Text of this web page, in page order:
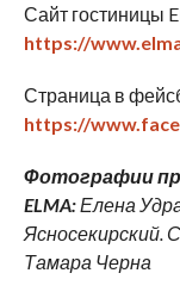
Сайт гостиницы
https://
Страница в
https://
Фотографии
ELMA:Елена
Ясносекирский.
Тамара Черна